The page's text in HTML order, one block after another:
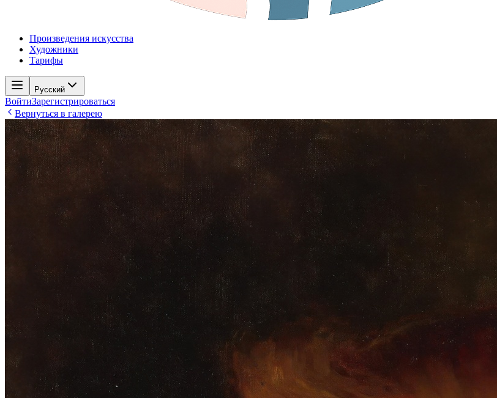
Произведения искусства
Художники
Тарифы
Русский
ВойтиЗарегистрироваться
Вернуться в галерею